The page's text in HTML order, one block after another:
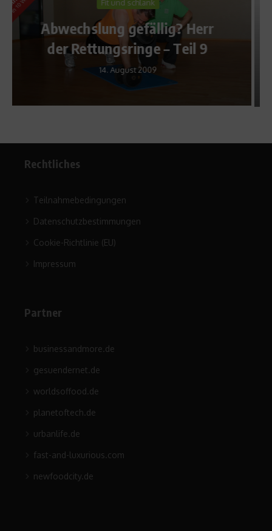
Fit und schlank
Dicker trotz Sport – Häufiger
als gedacht
28. September 2020
Rechtliches
Teilnahmebedingungen
Datenschutzbestimmungen
Cookie-Richtlinie (EU)
Impressum
Partner
businessandmore.de
gesuendernet.de
worldsoffood.de
planetoftech.de
urbanlife.de
fast-and-luxurious.com
newfoodcity.de